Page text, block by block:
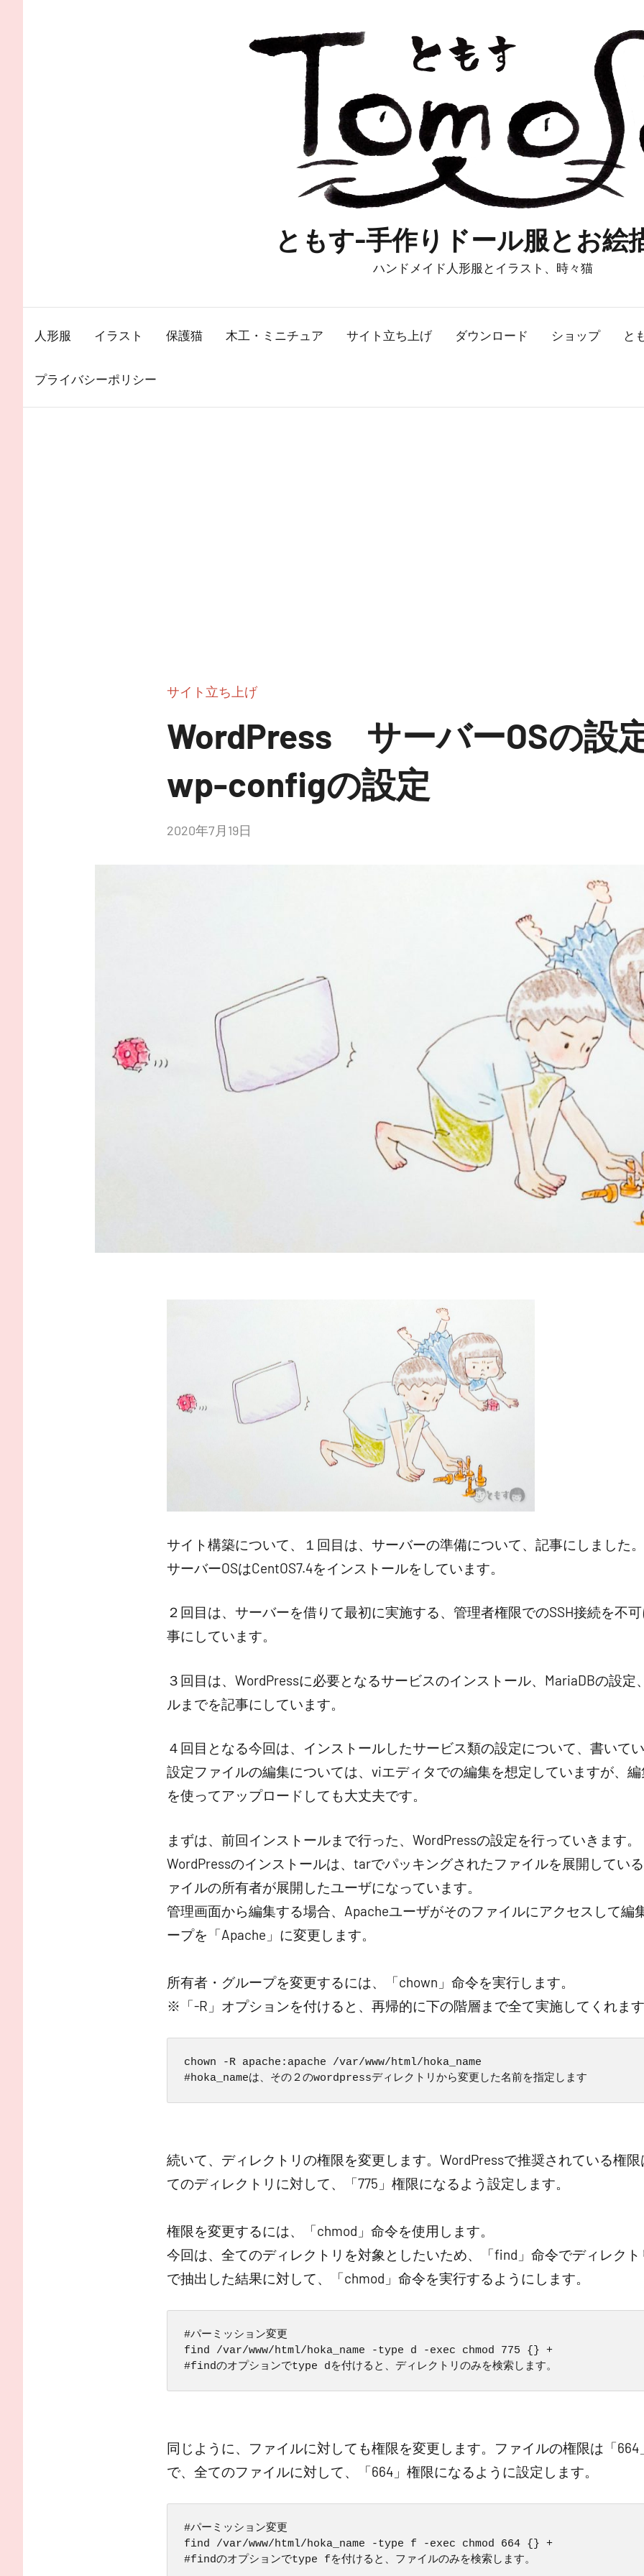
ともす-手作りドール服とお絵
ハンドメイド人形服とイラスト、時々猫
人形服 イラスト 保護猫 木工・ミニチュア サイト立ち上げ ダウンロード ショップ と
プライバシーポリシー
サイト立ち上げ
WordPress サーバーOSの
wp-configの設定
投
2020年7月19日
サイト構築について、１回目は、サーバーの準備について、記事にしました。
サーバーOSはCentOS7.4をインストールをしています。
２回目は、サーバーを借りて最初に実施する、管理者権限でのSSH接続を不
事にしています。
３回目は、WordPressに必要となるサービスのインストール、MariaDBの設定
ルまでを記事にしています。
４回目となる今回は、インストールしたサービス類の設定について、書いて
設定ファイルの編集については、viエディタでの編集を想定していますが、
を使ってアップロードしても大丈夫です。
まずは、前回インストールまで行った、WordPressの設定を行っていきます。
WordPressのインストールは、tarでパッキングされたファイルを展開してい
ァイルの所有者が展開したユーザになっています。
管理画面から編集する場合、Apacheユーザがそのファイルにアクセスして編
ープを「Apache」に変更します。
所有者・グループを変更するには、「chown」命令を実行します。
※「-R」オプションを付けると、再帰的に下の階層まで全て実施してくれま
chown -R apache:apache /var/www/html/hoka_name
#hoka_nameは、その２のwordpressディレクトリから変更した名前を指定します
続いて、ディレクトリの権限を変更します。WordPressで推奨されている権
てのディレクトリに対して、「775」権限になるよう設定します。
権限を変更するには、「chmod」命令を使用します。
今回は、全てのディレクトリを対象としたいため、「find」命令でディレク
で抽出した結果に対して、「chmod」命令を実行するようにします。
#パーミッション変更
find /var/www/html/hoka_name -type d -exec chmod 775 {} +
#findのオプションでtype dを付けると、ディレクトリのみを検索します。
同じように、ファイルに対しても権限を変更します。ファイルの権限は「
で、全てのファイルに対して、「664」権限になるように設定します。
#パーミッション変更
find /var/www/html/hoka_name -type f -exec chmod 664 {} +
#findのオプションでtype fを付けると、ファイルのみを検索します。